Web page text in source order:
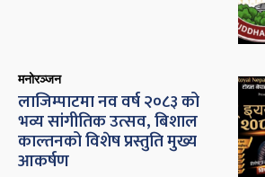
मनोरञ्जन
लाजिम्पाटमा नव वर्ष २०८३ को
भव्य सांगीतिक उत्सव, बिशाल
काल्तनको विशेष प्रस्तुति मुख्य
आकर्षण